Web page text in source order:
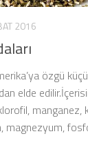
2016
özgü
elde
manganez,
magnezyum,